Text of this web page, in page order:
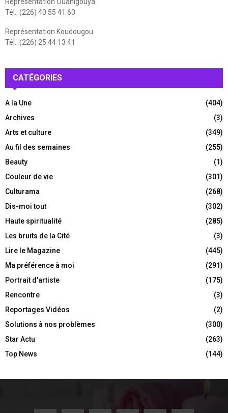
Tél.: (226) 40 55 41 60
Représentation Koudougou
Tél.: (226) 25 44 13 41
CATÉGORIES
A la Une
(404)
Archives
(3)
Arts et culture
(349)
Au fil des semaines
(255)
Beauty
(1)
Couleur de vie
(301)
Culturama
(268)
Dis-moi tout
(302)
Haute spiritualité
(285)
Les bruits de la Cité
(3)
Lire le Magazine
(445)
Ma préférence à moi
(291)
Portrait d'artiste
(175)
Rencontre
(3)
Reportages Vidéos
(2)
Solutions à nos problèmes
(300)
Star Actu
(263)
Top News
(144)